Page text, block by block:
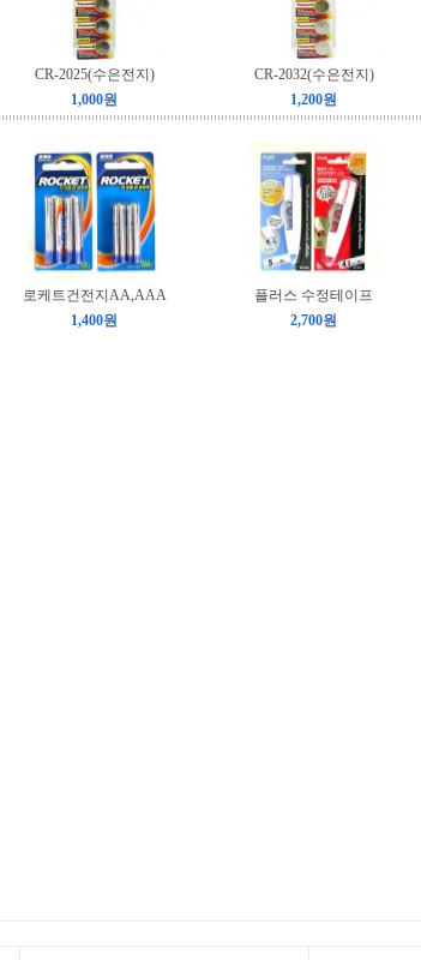
CR-2025(수은전지)
1,000원
CR-2032(수은전지)
1,200원
로케트건전지AA,AAA
1,400원
플러스 수정테이프
2,700원